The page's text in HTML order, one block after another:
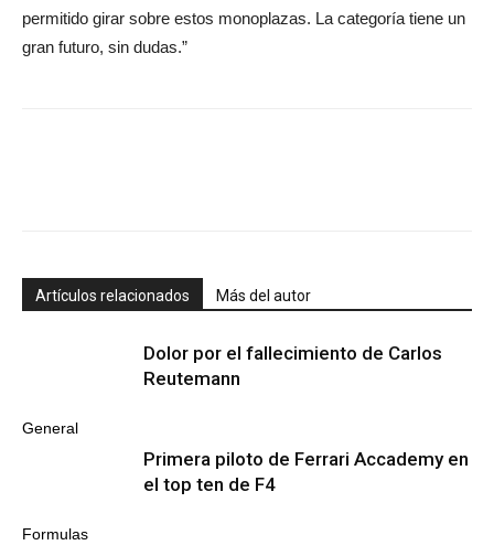
permitido girar sobre estos monoplazas. La categoría tiene un
gran futuro, sin dudas.”
Artículos relacionados Más del autor
General
Dolor por el fallecimiento de Carlos
Reutemann
Formulas
Primera piloto de Ferrari Accademy en
el top ten de F4